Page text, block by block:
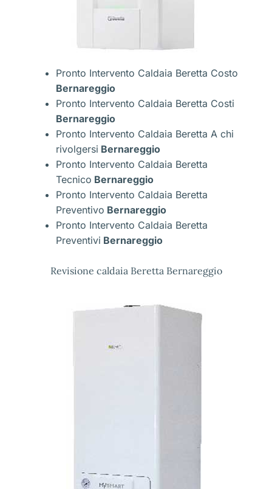
Pronto Intervento Caldaia Beretta Costo
Bernareggio
Pronto Intervento Caldaia Beretta Costi
Bernareggio
Pronto Intervento Caldaia Beretta A chi
rivolgersi Bernareggio
Pronto Intervento Caldaia Beretta
Tecnico Bernareggio
Pronto Intervento Caldaia Beretta
Preventivo Bernareggio
Pronto Intervento Caldaia Beretta
Preventivi Bernareggio
Revisione caldaia Beretta Bernareggio